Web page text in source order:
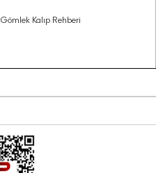
Gömlek Kalıp Rehberi